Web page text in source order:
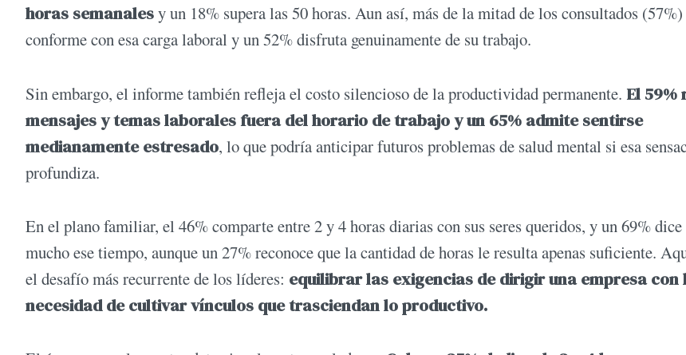
horas semanalesy un 18% supera las 50 horas. Aun así, más de la mitad de los consultados
conforme con esa carga laboral y un 52% disfruta genuinamente de su trabajo.
Sin embargo, el informe también refleja el costo silencioso de la productividad permanente. El 59%
mensajes y temas laborales fuera del horario de trabajo y un 65% admite sentirse
medianamente estresado, lo que podría anticipar futuros problemas de salud mental si esa
profundiza.
En el plano familiar, el 46% comparte entre 2 y 4 horas diarias con sus seres queridos, y un 69%
mucho ese tiempo, aunque un 27% reconoce que la cantidad de horas le resulta apenas suficiente.
el desafío más recurrente de los líderes: equilibrar las exigencias de dirigir una empresa con
necesidad de cultivar vínculos que trasciendan lo productivo.